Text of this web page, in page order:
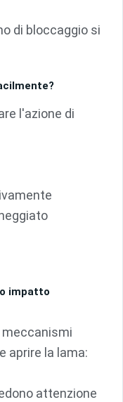
di bloccaggio si
l'azione di
impatto
meccanismi
aprire la lama:
attenzione